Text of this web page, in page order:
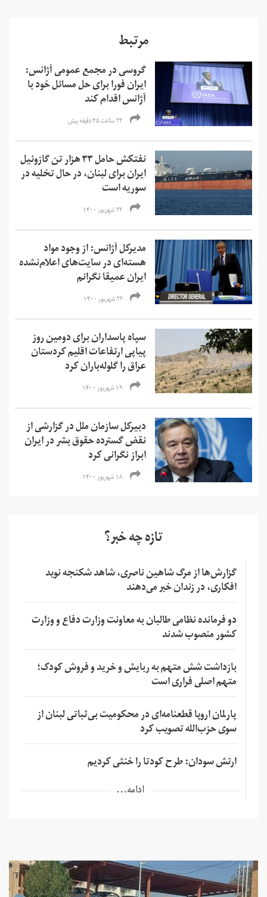
مرتبط
گروسی در مجمع عمومی آژانس:
ایران فورا برای حل مسائل خود با
آژانس اقدام کند
۲۳ ساعت ۳۵ دقیقه پیش
نفتکش حامل ۳۳ هزار تن گازوئیل
ایران برای لبنان، در حال تخلیه در
سوریه است
۲۳ شهریور ۱۴۰۰
مدیرکل آژانس: از وجود مواد
هسته‌ای در سایت‌های اعلام‌نشده
ایران عمیقا نگرانم
۲۲ شهریور ۱۴۰۰
سپاه پاسداران برای دومین روز
پیاپی ارتفاعات اقلیم کردستان
عراق را گلوله‌باران کرد
۱۹ شهریور ۱۴۰۰
دبیرکل سازمان ملل در گزارشی از
نقض گسترده حقوق بشر در ایران
ابراز نگرانی کرد
۱۸ شهریور ۱۴۰۰
تازه چه خبر؟
گزارش‌ها از مرگ شاهین ناصری، شاهد شکنجه نوید
افکاری، در زندان خبر می‌دهند
دو فرمانده نظامی طالبان به معاونت وزارت دفاع و وزارت
کشور منصوب شدند
بازداشت شش متهم به ربایش و خرید و فروش کودک؛
متهم اصلی فراری است
پارلمان اروپا قطعنامه‌ای در محکومیت بی‌ثباتی لبنان از
سوی حزب‌الله تصویب کرد
ارتش سودان: طرح کودتا را خنثی کردیم
ادامه...